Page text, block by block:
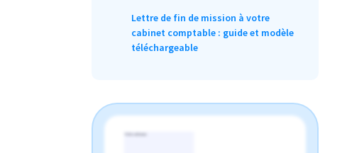
Lettre de fin de mission à votre
cabinet comptable : guide et modèle
téléchargeable